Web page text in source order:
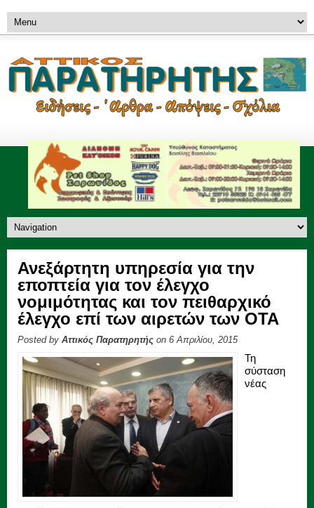
Ανεξάρτητη υπηρεσία για την
εποπτεία για τον έλεγχο
νομιμότητας και τον πειθαρχικό
έλεγχο επί των αιρετών των ΟΤΑ
Posted by Αττικός Παρατηρητής on 6 Απριλίου, 2015
Τη
σύσταση
νέας